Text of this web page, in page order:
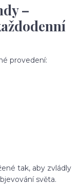
–
provedení:
tak, aby zvládly
světa.